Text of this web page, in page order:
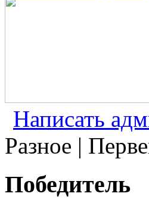
Написать
Разное |
Победитель